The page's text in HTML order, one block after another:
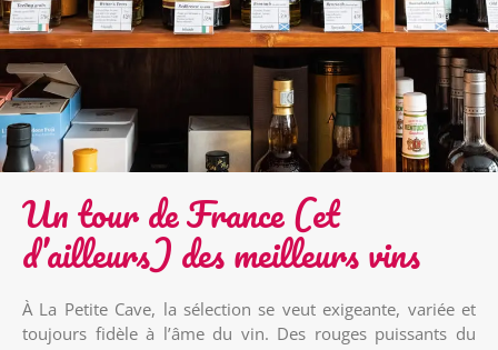
Un tour de France (et
d’ailleurs) des meilleurs vins
À La Petite Cave, la sélection se veut exigeante, variée et
toujours fidèle à l’âme du vin. Des rouges puissants du